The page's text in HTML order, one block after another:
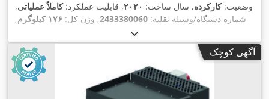
وضعیت:کارکرده, سال ساخت: ۲۰۲۰, قابلیت عملکرد:کاملاً عملیاتی,
شماره دستگاه/وسیله نقلیه: 2433380060, وزن کل: ۱۷۶ کیلوگرم
,
چرخش:۹۵۰ دور/دقیقه , نوع حفاظت (کد IP):IP54,
آگهی کوچک